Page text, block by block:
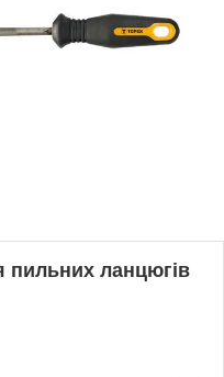
пильних ланцюгів